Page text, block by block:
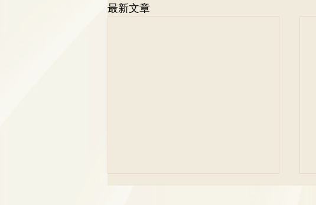
最新文章